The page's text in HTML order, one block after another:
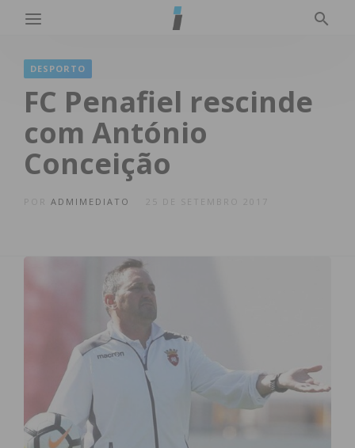
DESPORTO
FC Penafiel rescinde
com António
Conceição
ADMIMEDIATO 25 DE SETEMBRO 2017